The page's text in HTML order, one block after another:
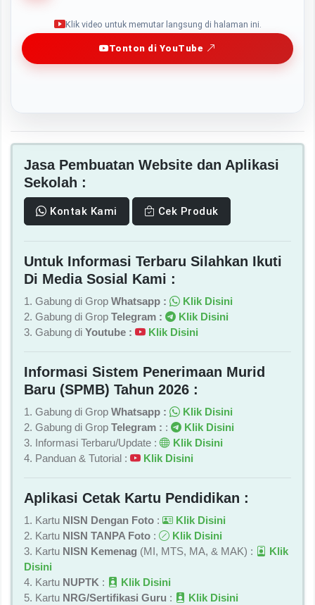
Klik video untuk memutar langsung di halaman ini.
Tonton di YouTube
Jasa Pembuatan Website dan Aplikasi
Sekolah :
Kontak Kami Cek Produk
Untuk Informasi Terbaru Silahkan Ikuti
Di Media Sosial Kami :
1. Gabung di Grop Whatsapp :
Klik Disini
2. Gabung di Grop Telegram :
Klik Disini
3. Gabung di Youtube : Klik Disini
Informasi Sistem Penerimaan Murid
Baru (SPMB) Tahun 2026 :
1. Gabung di Grop Whatsapp :
Klik Disini
2. Gabung di Grop Telegram : :
Klik Disini
3. Informasi Terbaru/Update :
Klik Disini
4. Panduan & Tutorial :
Klik Disini
Aplikasi Cetak Kartu Pendidikan :
1. Kartu NISN Dengan Foto :
Klik Disini
2. Kartu NISN TANPA Foto :
Klik Disini
3. Kartu NISN Kemenag (MI, MTS, MA, & MAK) :
Klik
Disini
4. Kartu NUPTK :
Klik Disini
5. Kartu NRG/Sertifikasi Guru : Klik Disini